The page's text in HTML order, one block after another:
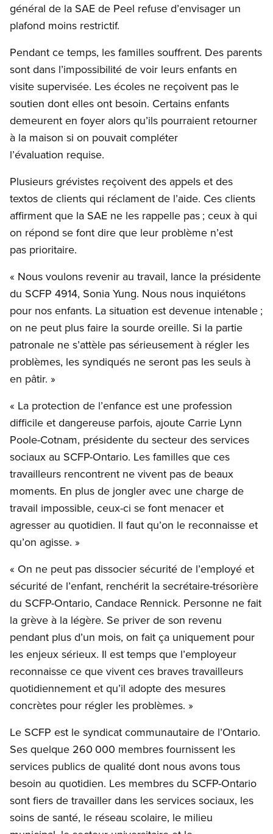
général de la SAE de Peel refuse d’envisager un
plafond moins restrictif.
Pendant ce temps, les familles souffrent. Des parents
sont dans l’impossibilité de voir leurs enfants en
visite supervisée. Les écoles ne reçoivent pas le
soutien dont elles ont besoin. Certains enfants
demeurent en foyer alors qu’ils pourraient retourner
à la maison si on pouvait compléter
l’évaluation requise.
Plusieurs grévistes reçoivent des appels et des
textos de clients qui réclament de l’aide. Ces clients
affirment que la SAE ne les rappelle pas ; ceux à qui
on répond se font dire que leur problème n’est
pas prioritaire.
« Nous voulons revenir au travail, lance la présidente
du SCFP 4914, Sonia Yung. Nous nous inquiétons
pour nos enfants. La situation est devenue intenable ;
on ne peut plus faire la sourde oreille. Si la partie
patronale ne s’attèle pas sérieusement à régler les
problèmes, les syndiqués ne seront pas les seuls à
en pâtir. »
« La protection de l’enfance est une profession
difficile et dangereuse parfois, ajoute Carrie Lynn
Poole-Cotnam, présidente du secteur des services
sociaux au SCFP-Ontario. Les familles que ces
travailleurs rencontrent ne vivent pas de beaux
moments. En plus de jongler avec une charge de
travail impossible, ceux-ci se font menacer et
agresser au quotidien. Il faut qu’on le reconnaisse et
qu’on agisse. »
« On ne peut pas dissocier sécurité de l’employé et
sécurité de l’enfant, renchérit la secrétaire-trésorière
du SCFP-Ontario, Candace Rennick. Personne ne fait
la grève à la légère. Se priver de son revenu
pendant plus d’un mois, on fait ça uniquement pour
les enjeux sérieux. Il est temps que l’employeur
reconnaisse ce que vivent ces braves travailleurs
quotidiennement et qu’il adopte des mesures
concrètes pour régler les problèmes. »
Le SCFP est le syndicat communautaire de l’Ontario.
Ses quelque 260 000 membres fournissent les
services publics de qualité dont nous avons tous
besoin au quotidien. Les membres du SCFP-Ontario
sont fiers de travailler dans les services sociaux, les
soins de santé, le réseau scolaire, le milieu